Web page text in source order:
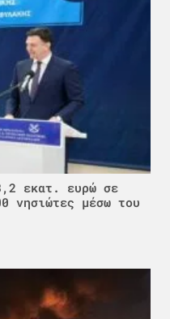
εκατ. ευρώ σε
νησιώτες μέσω του